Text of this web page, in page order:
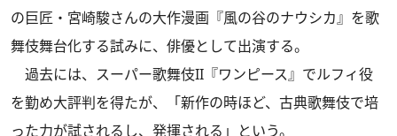
の巨匠・宮崎駿さんの大作漫画『風の谷のナウシカ』を歌
舞伎舞台化する試みに、俳優として出演する。
過去には、スーパー歌舞伎II『ワンピース』でルフィ役
を勤め大評判を得たが、「新作の時ほど、古典歌舞伎で培
った力が試されるし、発揮される」という。